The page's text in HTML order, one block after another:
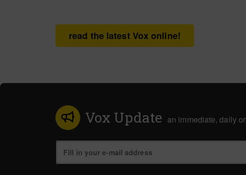
read the latest Vox online!
Vox Update an immediate, daily